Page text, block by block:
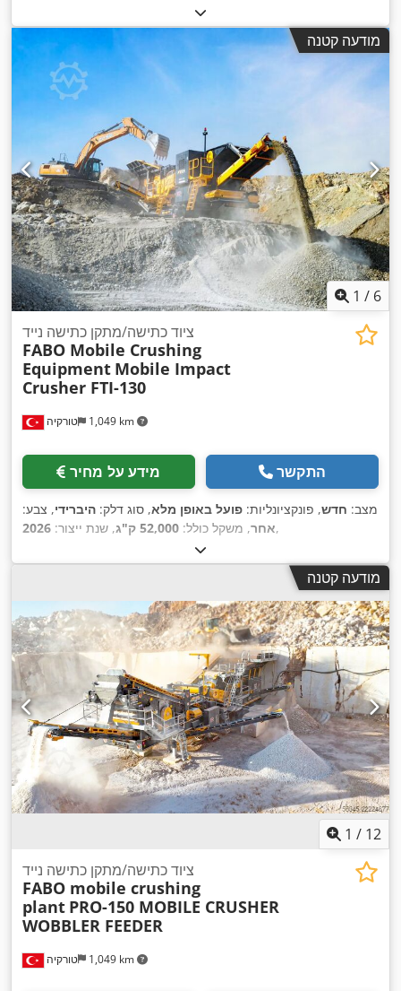
מודעה קטנה
1 / 6
טורקיה 1,049 km
ציוד כתישה/מתקן כתישה נייד
FABO Mobile Crushing
Equipment Mobile Impact
Crusher FTI-130
מידע על מחיר התקשר
מצב: חדש, פונקציונליות: פועל באופן מלא, סוג דלק: היברידי, צבע:
אחר, משקל כולל: 52,000 ק"ג , שנת ייצור: 2026 ,
מודעה קטנה
1 / 12
טורקיה 1,049 km
ציוד כתישה/מתקן כתישה נייד
FABO mobile crushing
plant PRO-150 MOBILE CRUSHER
WOBBLER FEEDER